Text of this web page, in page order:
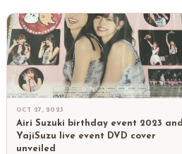
OCT 27, 2023
Airi Suzuki birthday event 2023 and
YajiSuzu live event DVD cover
unveiled